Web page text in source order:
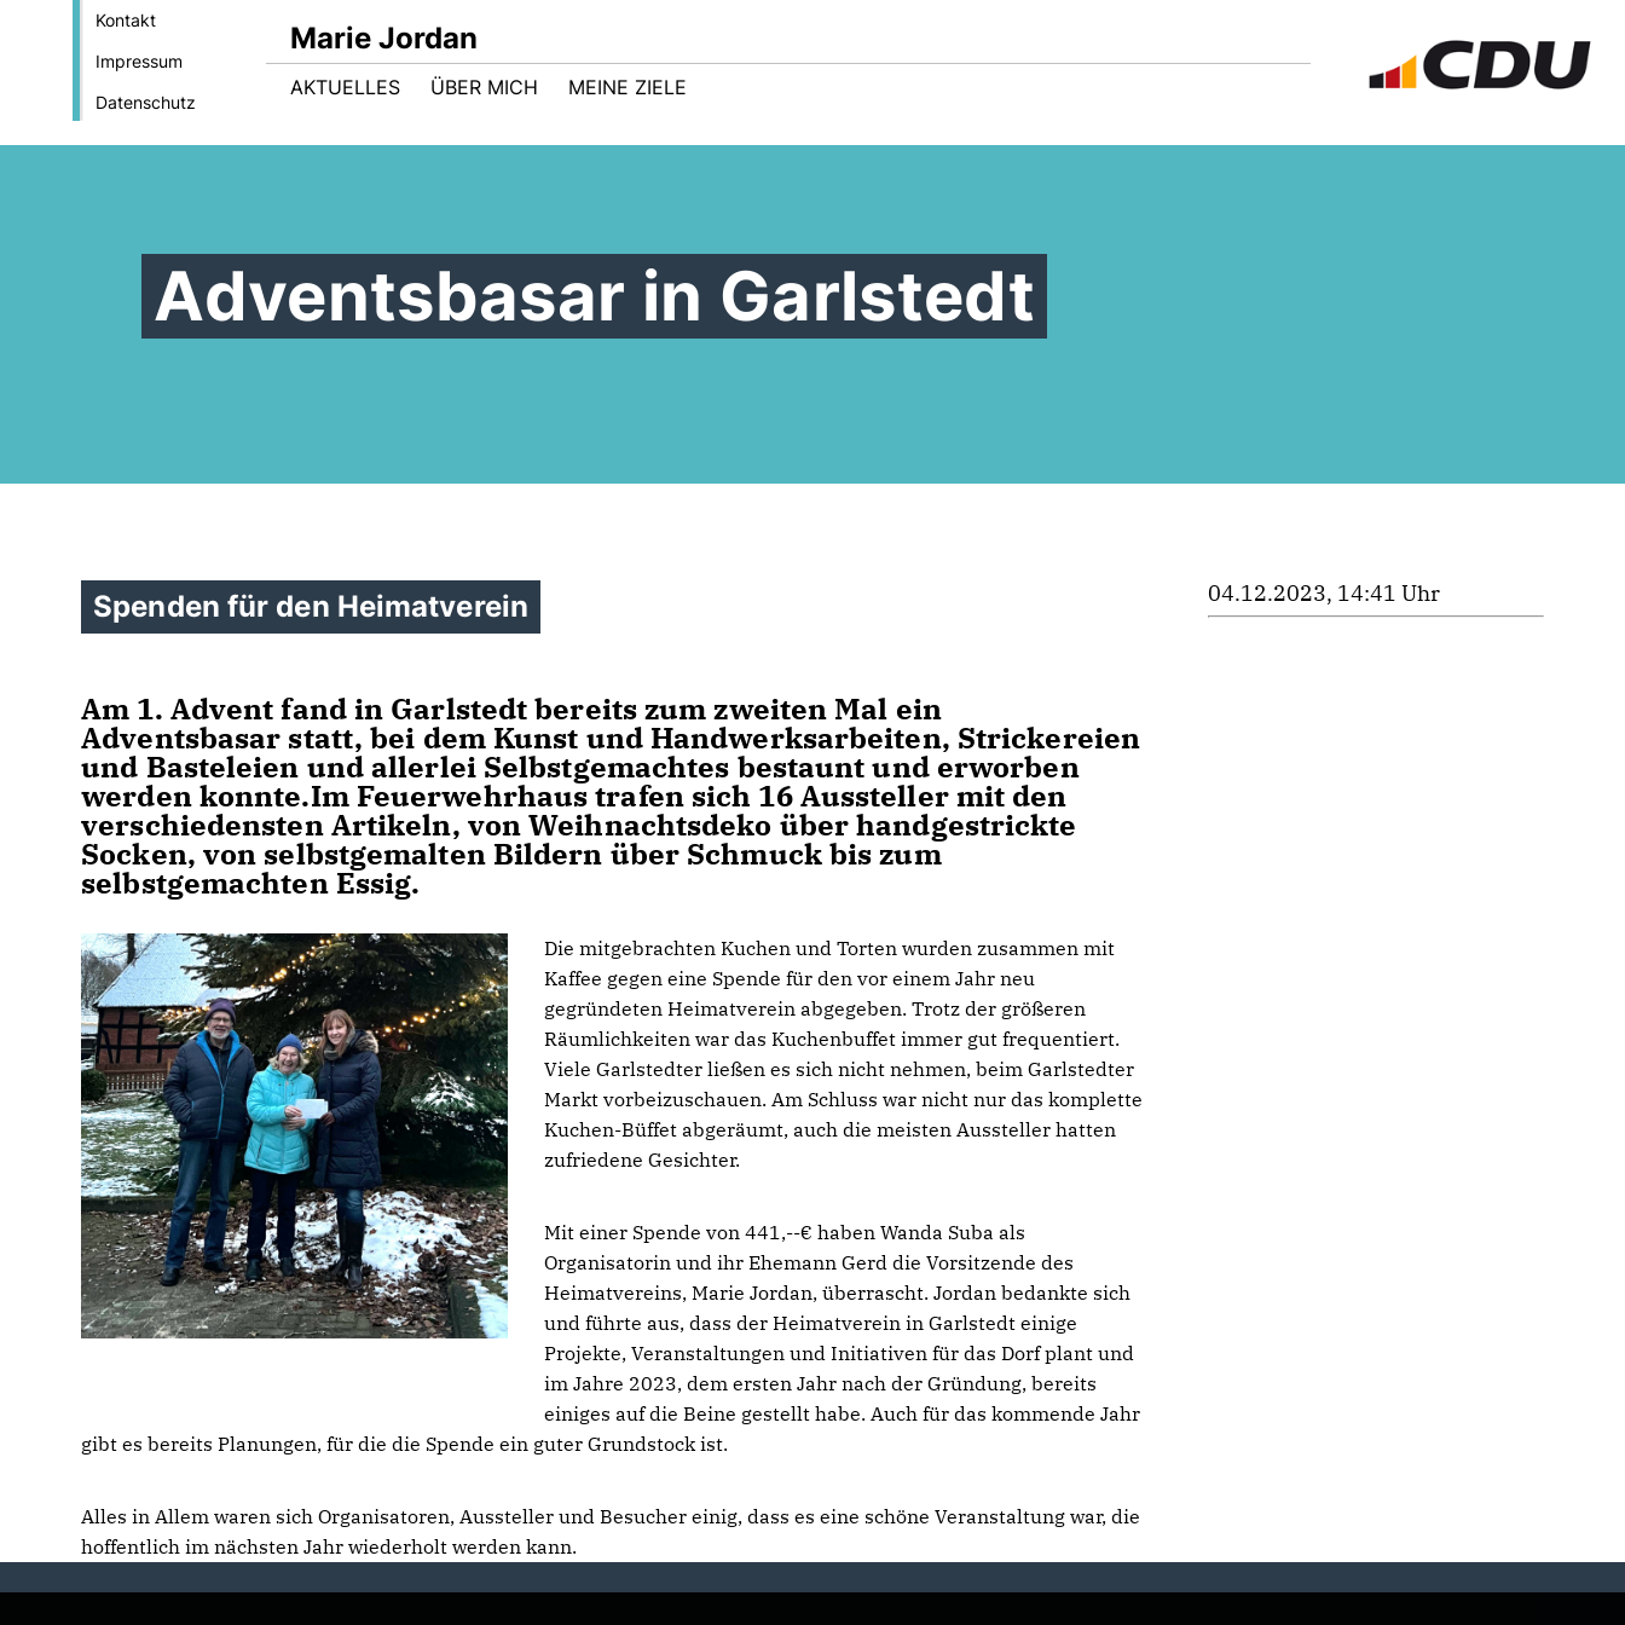
Kontakt
Impressum
Datenschutz
Marie Jordan
AKTUELLES ÜBER MICH MEINE ZIELE
Adventsbasar in Garlstedt
Spenden für den Heimatverein
Am 1. Advent fand in Garlstedt bereits zum zweiten Mal ein
Adventsbasar statt, bei dem Kunst und Handwerksarbeiten, Strickereien
und Basteleien und allerlei Selbstgemachtes bestaunt und erworben
werden konnte.Im Feuerwehrhaus trafen sich 16 Aussteller mit den
verschiedensten Artikeln, von Weihnachtsdeko über handgestrickte
Socken, von selbstgemalten Bildern über Schmuck bis zum
selbstgemachten Essig.
Die mitgebrachten Kuchen und Torten wurden zusammen mit
Kaffee gegen eine Spende für den vor einem Jahr neu
gegründeten Heimatverein abgegeben. Trotz der größeren
Räumlichkeiten war das Kuchenbuffet immer gut frequentiert.
Viele Garlstedter ließen es sich nicht nehmen, beim Garlstedter
Markt vorbeizuschauen. Am Schluss war nicht nur das komplette
Kuchen-Büffet abgeräumt, auch die meisten Aussteller hatten
zufriedene Gesichter.
Mit einer Spende von 441,--€ haben Wanda Suba als
Organisatorin und ihr Ehemann Gerd die Vorsitzende des
Heimatvereins, Marie Jordan, überrascht. Jordan bedankte sich
und führte aus, dass der Heimatverein in Garlstedt einige
Projekte, Veranstaltungen und Initiativen für das Dorf plant und
im Jahre 2023, dem ersten Jahr nach der Gründung, bereits
einiges auf die Beine gestellt habe. Auch für das kommende Jahr
gibt es bereits Planungen, für die die Spende ein guter Grundstock ist.
Alles in Allem waren sich Organisatoren, Aussteller und Besucher einig, dass es eine schöne Veranstaltung war, die
hoffentlich im nächsten Jahr wiederholt werden kann.
04.12.2023, 14:41 Uhr